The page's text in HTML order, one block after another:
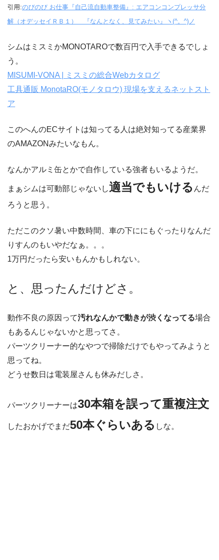
引用:のびのび お仕事『自己流自動車整備』: エアコンコンプレッサ分
解（オデッセイＲＢ１） 『なんとなく、見てみたい』ヽ(^。^)ノ
シムはミスミかMONOTAROで数百円で入手できるでしょ
う。
MISUMI-VONA | ミスミの総合Webカタログ
工具通販 MonotaRO(モノタロウ) 現場を支えるネットスト
ア
このへんのECサイトは知ってる人は絶対知ってる産業界
のAMAZONみたいなもん。
なんかアルミ缶とかで自作している強者もいるようだ。
まぁシムは可動部じゃないし適当でもいける んだ
ろうと思う。
ただこのクソ暑い中数時間、車の下ににもぐったりなんだ
りすんのもいやだなぁ。。。
1万円だったら安いもんかもしれない。
と、思ったんだけどさ。
動作不良の原因って汚れなんかで動きが渋くなってる場合
もあるんじゃないかと思ってさ。
パーツクリーナー的なやつで掃除だけでもやってみようと
思ってね。
どうせ数日は電装屋さんも休みだしさ。
パーツクリーナーは30本箱を誤って重複注文
したおかげでまだ50本ぐらいある しな。